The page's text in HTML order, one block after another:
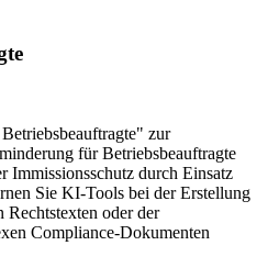
zur
für Betriebsbeauftragte
Immissionsschutz durch Einsatz
Sie KI-Tools bei der Erstellung
oder der
Compliance-Dokumenten